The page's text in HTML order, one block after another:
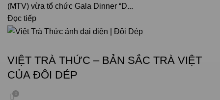
(MTV) vừa tổ chức Gala Dinner “D...
Đọc tiếp
VIỆT TRÀ THỨC – BẢN SẮC TRÀ VIỆT
CỦA ĐÔI DÉP
0